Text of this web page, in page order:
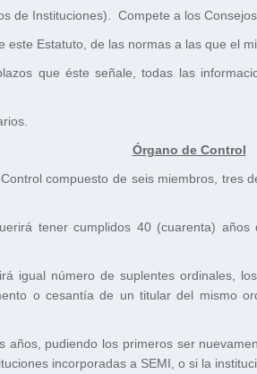
de Instituciones). Compete a los
Estatuto, de las normas a las que el
que éste señale, todas las
Órgano de Control
compuesto de seis miembros, tres
tener cumplidos 40 (cuarenta)
igual número de suplentes ordinales,
o cesantía de un titular del mismo
pudiendo los primeros ser
incorporadas a SEMI, o si la